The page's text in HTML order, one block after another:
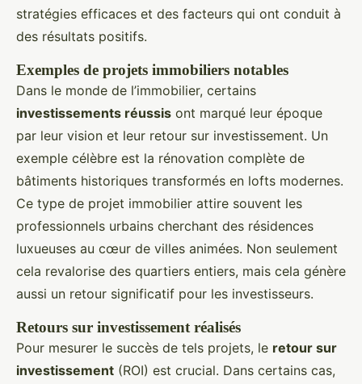
stratégies efficaces et des facteurs qui ont conduit à
des résultats positifs.
Exemples de projets immobiliers notables
Dans le monde de l’immobilier, certains
investissements réussis ont marqué leur époque
par leur vision et leur retour sur investissement. Un
exemple célèbre est la rénovation complète de
bâtiments historiques transformés en lofts modernes.
Ce type de projet immobilier attire souvent les
professionnels urbains cherchant des résidences
luxueuses au cœur de villes animées. Non seulement
cela revalorise des quartiers entiers, mais cela génère
aussi un retour significatif pour les investisseurs.
Retours sur investissement réalisés
Pour mesurer le succès de tels projets, le retour sur
investissement (ROI) est crucial. Dans certains cas,